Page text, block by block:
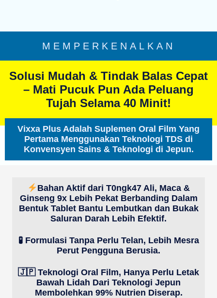
MEMPERKENALKAN
Solusi Mudah & Tindak Balas Cepat
– Mati Pucuk Pun Ada Peluang
Tujah Selama 40 Minit!
Vixxa Plus Adalah Suplemen Oral Film Yang
Pertama Menggunakan Teknologi TDS di
Konvensyen Sains & Teknologi di Jepun.
Bahan Aktif dari T0ngk47 Ali, Maca &
Ginseng 9x Lebih Pekat Berbanding Dalam
Bentuk Tablet Bantu Lembutkan dan Bukak
Saluran Darah Lebih Efektif.
🧪 Formulasi Tanpa Perlu Telan, Lebih Mesra
Perut Pengguna Berusia.
🇯🇵 Teknologi Oral Film, Hanya Perlu Letak
Bawah Lidah Dari Teknologi Jepun
Membolehkan 99% Nutrien Diserap.